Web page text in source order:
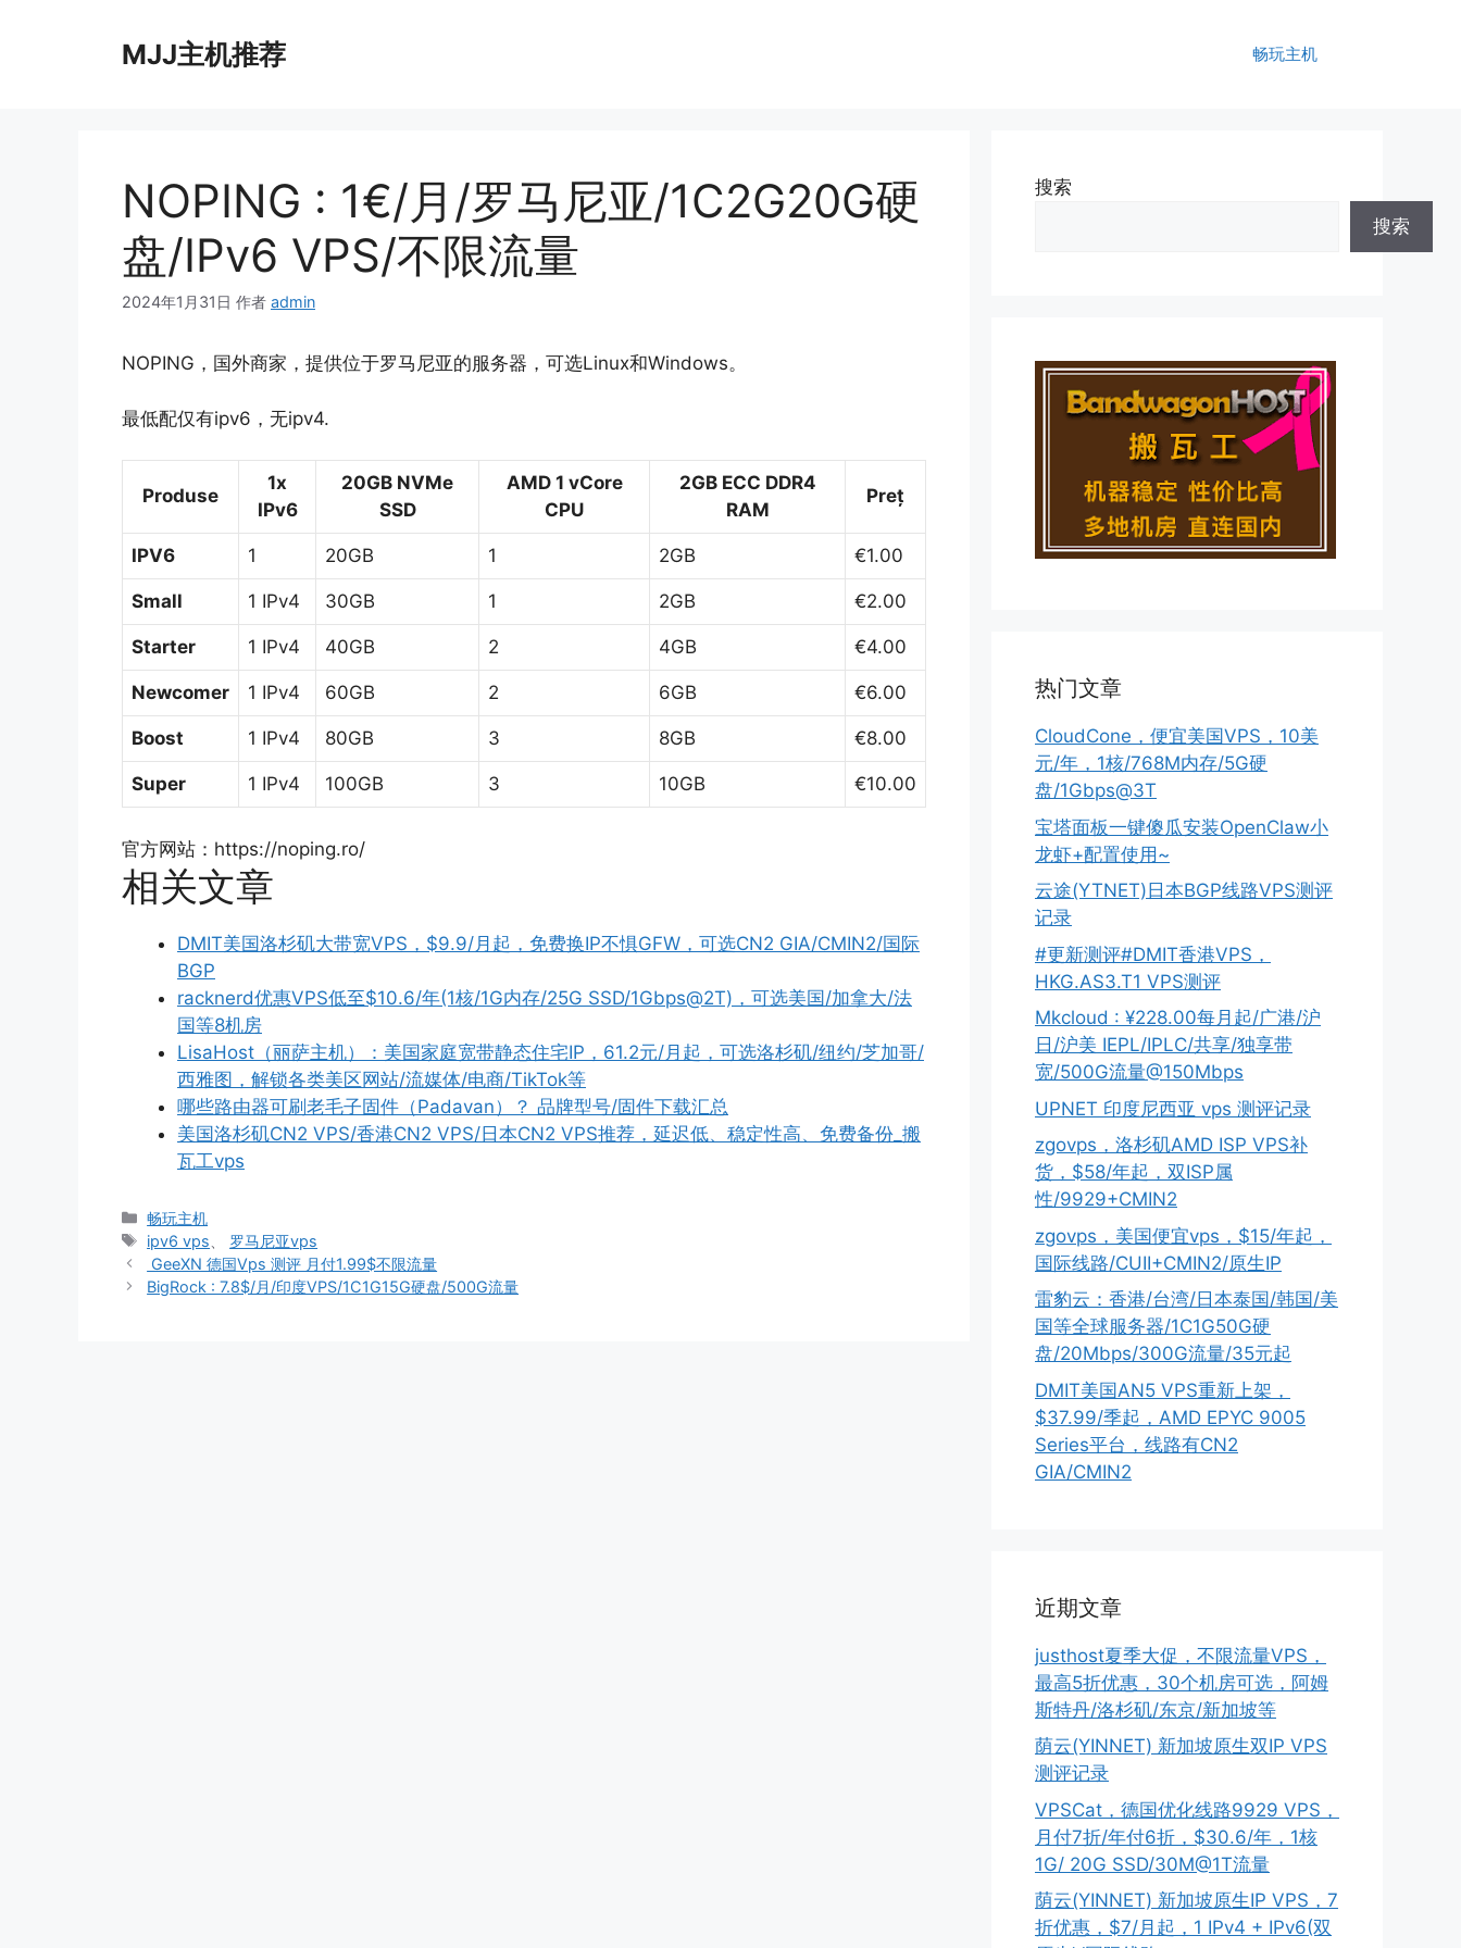
MJJ主机推荐 畅玩主机
NOPING : 1€/月/罗马尼亚/1C2G20G硬
盘/IPv6 VPS/不限流量
2024年1月31日 作者 admin
NOPING，国外商家，提供位于罗马尼亚的服务器，可选Linux和Windows。
最低配仅有ipv6，无ipv4.
Produse
1x
IPv6
20GB NVMe
SSD
AMD 1 vCore
CPU
2GB ECC DDR4
RAM
Preț
IPV6 1 20GB 1 2GB €1.00
Small 1 IPv4 30GB 1 2GB €2.00
Starter 1 IPv4 40GB 2 4GB €4.00
Newcomer 1 IPv4 60GB 2 6GB €6.00
Boost 1 IPv4 80GB 3 8GB €8.00
Super 1 IPv4 100GB 3 10GB €10.00
官方网站：https://noping.ro/
相关文章
DMIT美国洛杉矶大带宽VPS，$9.9/月起，免费换IP不惧GFW，可选CN2 GIA/CMIN2/国际
BGP
racknerd优惠VPS低至$10.6/年(1核/1G内存/25G SSD/1Gbps@2T)，可选美国/加拿大/法
国等8机房
LisaHost（丽萨主机）：美国家庭宽带静态住宅IP，61.2元/月起，可选洛杉矶/纽约/芝加哥/
西雅图，解锁各类美区网站/流媒体/电商/TikTok等
哪些路由器可刷老毛子固件（Padavan）？ 品牌型号/固件下载汇总
美国洛杉矶CN2 VPS/香港CN2 VPS/日本CN2 VPS推荐，延迟低、稳定性高、免费备份_搬
瓦工vps
分
类
畅玩主机
标
签
ipv6 vps
罗马尼亚vps
GeeXN 德国Vps 测评 月付1.99$不限流量
BigRock : 7.8$/月/印度VPS/1C1G15G硬盘/500G流量
搜索
搜索
热门文章
CloudCone，便宜美国VPS，10美
元/年，1核/768M内存/5G硬
盘/1Gbps@3T
宝塔面板一键傻瓜安装OpenClaw小
龙虾+配置使用~
云途(YTNET)日本BGP线路VPS测评
记录
#更新测评#DMIT香港VPS，
HKG.AS3.T1 VPS测评
Mkcloud : ¥228.00每月起/广港/沪
日/沪美 IEPL/IPLC/共享/独享带
宽/500G流量@150Mbps
UPNET 印度尼西亚 vps 测评记录
zgovps，洛杉矶AMD ISP VPS补
货，$58/年起，双ISP属
性/9929+CMIN2
zgovps，美国便宜vps，$15/年起，
国际线路/CUII+CMIN2/原生IP
雷豹云：香港/台湾/日本泰国/韩国/美
国等全球服务器/1C1G50G硬
盘/20Mbps/300G流量/35元起
DMIT美国AN5 VPS重新上架，
$37.99/季起，AMD EPYC 9005
Series平台，线路有CN2
GIA/CMIN2
近期文章
justhost夏季大促，不限流量VPS，
最高5折优惠，30个机房可选，阿姆
斯特丹/洛杉矶/东京/新加坡等
荫云(YINNET) 新加坡原生双IP VPS
测评记录
VPSCat，德国优化线路9929 VPS，
月付7折/年付6折，$30.6/年，1核
1G/ 20G SSD/30M@1T流量
荫云(YINNET) 新加坡原生IP VPS，7
折优惠，$7/月起，1 IPv4 + IPv6(双